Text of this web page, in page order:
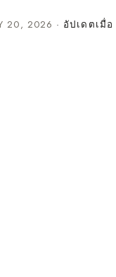
20, 2026 · อัปเดตเมื่อ